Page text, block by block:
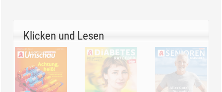
Klicken und Lesen